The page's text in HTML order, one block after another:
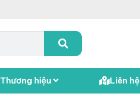
Thương hiệu Liên hệ